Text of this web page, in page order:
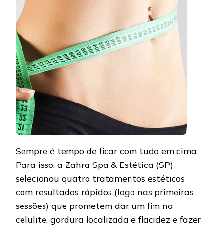
FORMA!
Sempre é tempo de ficar com tudo em cima.
Para isso, a Zahra Spa & Estética (SP)
selecionou quatro tratamentos estéticos
com resultados rápidos (logo nas primeiras
sessões) que prometem dar um fim na
celulite, gordura localizada e flacidez e fazer